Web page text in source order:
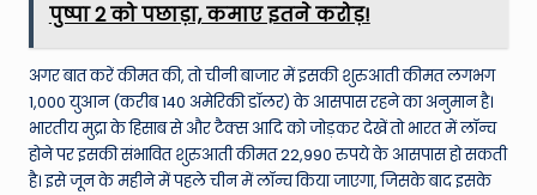
पुष्पा 2 को पछाड़ा, कमाए इतने करोड़!
अगर बात करें कीमत की, तो चीनी बाजार में इसकी शुरुआती कीमत लगभग
1,000 युआन (करीब 140 अमेरिकी डॉलर) के आसपास रहने का अनुमान है।
भारतीय मुद्रा के हिसाब से और टैक्स आदि को जोड़कर देखें तो भारत में लॉन्च
होने पर इसकी संभावित शुरुआती कीमत 22,990 रुपये के आसपास हो सकती
है। इसे जून के महीने में पहले चीन में लॉन्च किया जाएगा, जिसके बाद इसके